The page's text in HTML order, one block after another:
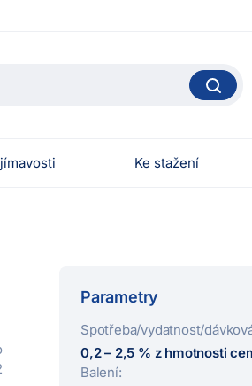
Ke stažení
Parametry
Spotřeba/vydatnost/
0,2 – 2,5 % z hmotnosti
Balení: